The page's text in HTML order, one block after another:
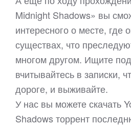
Midnight Shadows» вы
интересного о месте, где
существах, что
многом другом. Ищите
вчитывайтесь в записки,
дороге, и выживайте.
У нас вы можете скачать
Shadows торрент